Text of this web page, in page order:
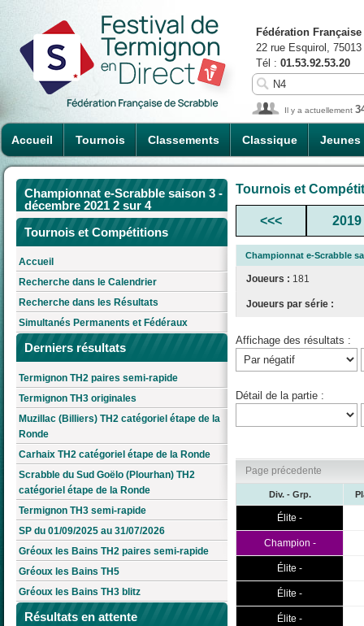
Accueil Tournois Classements Classique Jeunes
Fédération
22 rue Esquirol,
Tél : 01.53.92.53.20
Il y a actuellement
Championnat e-Scrabble saison 3 -
décembre 2021 2 sur 4
Tournois et Compétitions
Accueil
Recherche dans le Calendrier
Recherche dans les Résultats
Simultanés Permanents et Fédéraux
Derniers résultats
Termignon TH2 paires semi-rapide
Termignon TH3 originales
Muzillac (Billiers) TH2 catégoriel étape de la
Ronde
Carhaix TH2 catégoriel étape de la Ronde
Scrabble du Sud Goëlo (Plourhan) TH2
catégoriel étape de la Ronde
Termignon TH3 semi-rapide
SP du 01/09/2025 au 31/07/2026
Gréoux les Bains TH2 paires semi-rapide
Gréoux les Bains TH5
Gréoux les Bains TH3 blitz
Résultats en attente
Tournois et
<<< 2019
Championnat e-Scrabble
Joueurs : 181
Joueurs par série :
Affichage des résultats :
Détail de la partie :
Page précedente
Div. - Grp.
Élite -
Champion -
Élite -
Élite -
Élite -